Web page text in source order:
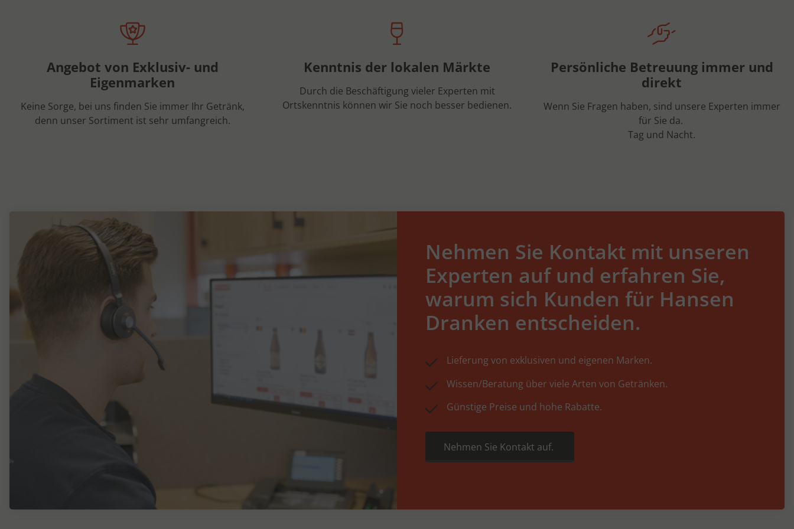
Angebot von Exklusiv- und
Eigenmarken
Keine Sorge, bei uns finden Sie immer Ihr Getränk,
denn unser Sortiment ist sehr umfangreich.
Kenntnis der lokalen Märkte
Durch die Beschäftigung vieler Experten mit
Ortskenntnis können wir Sie noch besser bedienen.
Persönliche Betreuung immer und
direkt
Wenn Sie Fragen haben, sind unsere Experten immer
für Sie da.
Tag und Nacht.
Nehmen Sie Kontakt mit unseren
Experten auf und erfahren Sie,
warum sich Kunden für Hansen
Dranken entscheiden.
Lieferung von exklusiven und eigenen Marken.
Wissen/Beratung über viele Arten von Getränken.
Günstige Preise und hohe Rabatte.
Nehmen Sie Kontakt auf.